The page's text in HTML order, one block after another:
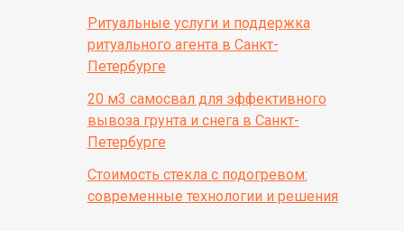
Ритуальные услуги и поддержка
ритуального агента в Санкт-
Петербурге
20 м3 самосвал для эффективного
вывоза грунта и снега в Санкт-
Петербурге
Стоимость стекла с подогревом:
современные технологии и решения